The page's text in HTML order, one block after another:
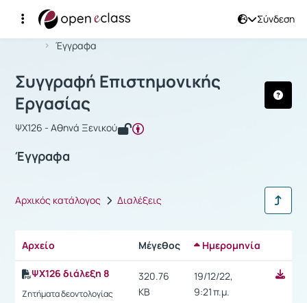
Σύνδεση
Αρχική Σελίδα
Έγγραφα
Μάθημα : Συγγραφή Επιστημονικής
Συγγραφή Επιστημονικής
Εργασίας
ΨΧ126 - Αθηνά Ξενικού
Έγγραφα
Αρχικός κατάλογος Διαλέξεις
Αρχείο Μέγεθος Ημερομηνία
ΨΧ126 διάλεξη 8
Ζητήματα δεοντολογίας
320.76
KB
19/12/22,
9:21 π.μ.